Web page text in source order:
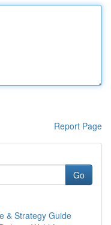
Report Page
Go
& Strategy Guide